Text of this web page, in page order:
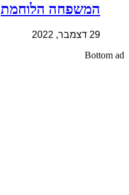
המשפחה הלוחמת
29 דצמבר, 2022
Bottom ad